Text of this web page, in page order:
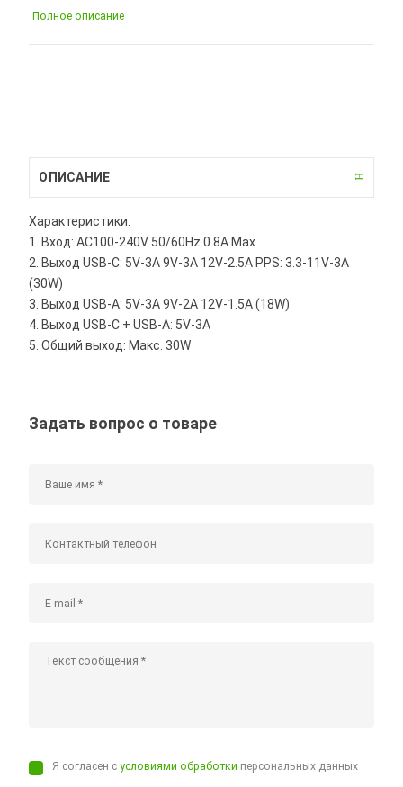
Полное описание
ОПИСАНИЕ
Характеристики:
1. Вход: AC100-240V 50/60Hz 0.8A Max
2. Выход USB-C: 5V-3A 9V-3A 12V-2.5A PPS: 3.3-11V-3A
(30W)
3. Выход USB-A: 5V-3A 9V-2A 12V-1.5A (18W)
4. Выход USB-C + USB-A: 5V-3A
5. Общий выход: Макс. 30W
Задать вопрос о товаре
Я согласен сусловиями обработки персональных данных